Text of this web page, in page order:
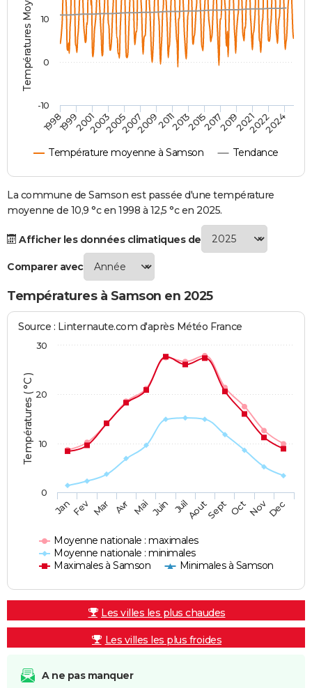
Destinations
City break
Voyage nature
Voyage de noces
Forum
Climat
PHOTO
GUIDES D'ACHAT
BONS PLANS
CARTE DE VOEUX
Carte de Noël
Carte Bonne année
Carte Saint-Valentin
Carte Pâques
Carte d'anniversaire
DICTIONNAIRE
Dictionnaire
Biographies
Citations
Expressions
Proverbes
PROGRAMME TV
S'inscrire
Se connecter
Lycées
Collèges
Primaires
Universités
Entreprises
Service militaire
Avis de recherche
AVIS DE DÉCÈS
FORUM
Bricolage
Lifestyle
Culture
Sport
Auto
Television
Voyage
Cinema
Température moyenne à Samson Tendance
199819992001200320052007200920112013201520172019202120222024
-10
0
10
La commune de Samson est passée d'une température
moyenne de 10,9 °c en 1998 à 12,5 °c en 2025.
Afficher les données climatiques de
Comparer avec
Températures à Samson en 2025
Températures ( °C )
Source : Linternaute.com d'après Météo France
Moyenne nationale : maximales
Moyenne nationale : minimales
Maximales à Samson
Minimales à Samson
JanFev Mar Avr Mai Juin JuilAoutSept OctNovDec
0
10
20
30
Les villes les plus chaudes
Les villes les plus froides
A ne pas manquer